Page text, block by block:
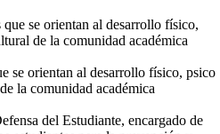
se orientan al desarrollo físico,
de la comunidad académica
se orientan al desarrollo físico, psico
la comunidad académica
del Estudiante, encargado de